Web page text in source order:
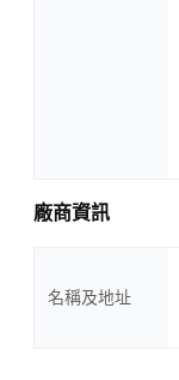
廠商資訊
名稱及地址